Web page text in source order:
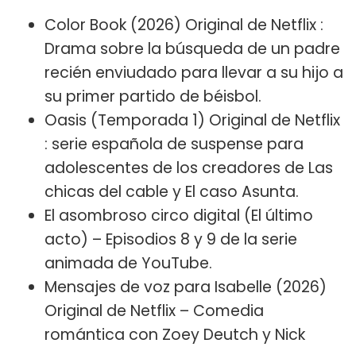
Color Book (2026) Original de Netflix :
Drama sobre la búsqueda de un padre
recién enviudado para llevar a su hijo a
su primer partido de béisbol.
Oasis (Temporada 1) Original de Netflix
: serie española de suspense para
adolescentes de los creadores de Las
chicas del cable y El caso Asunta.
El asombroso circo digital (El último
acto) – Episodios 8 y 9 de la serie
animada de YouTube.
Mensajes de voz para Isabelle (2026)
Original de Netflix – Comedia
romántica con Zoey Deutch y Nick